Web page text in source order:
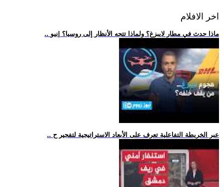
اخر الافلام
.. ماذا حدث في مطار لايبزغ؟ ولماذا تتجه الأنظار إلى روسيا؟ |نيو
.. عبر الخريطة التفاعلية تعرف على الأبعاد الاستراتيجية لتفجير ح